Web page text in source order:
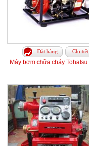
Đặt hàng Chi tiết
Máy bơm chữa cháy Tohatsu